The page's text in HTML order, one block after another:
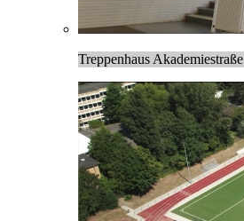
Treppenhaus Akademiestraße